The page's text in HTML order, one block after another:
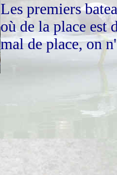
Les premiers
où de la place est
mal de place, on